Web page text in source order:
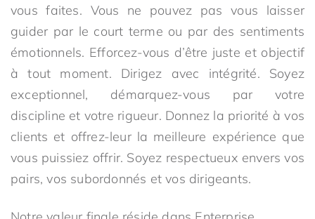
vous faites. Vous ne pouvez pas vous laisser
guider par le court terme ou par des sentiments
émotionnels. Efforcez-vous d’être juste et objectif
à tout moment. Dirigez avec intégrité. Soyez
exceptionnel, démarquez-vous par votre
discipline et votre rigueur. Donnez la priorité à vos
clients et offrez-leur la meilleure expérience que
vous puissiez offrir. Soyez respectueux envers vos
pairs, vos subordonnés et vos dirigeants.